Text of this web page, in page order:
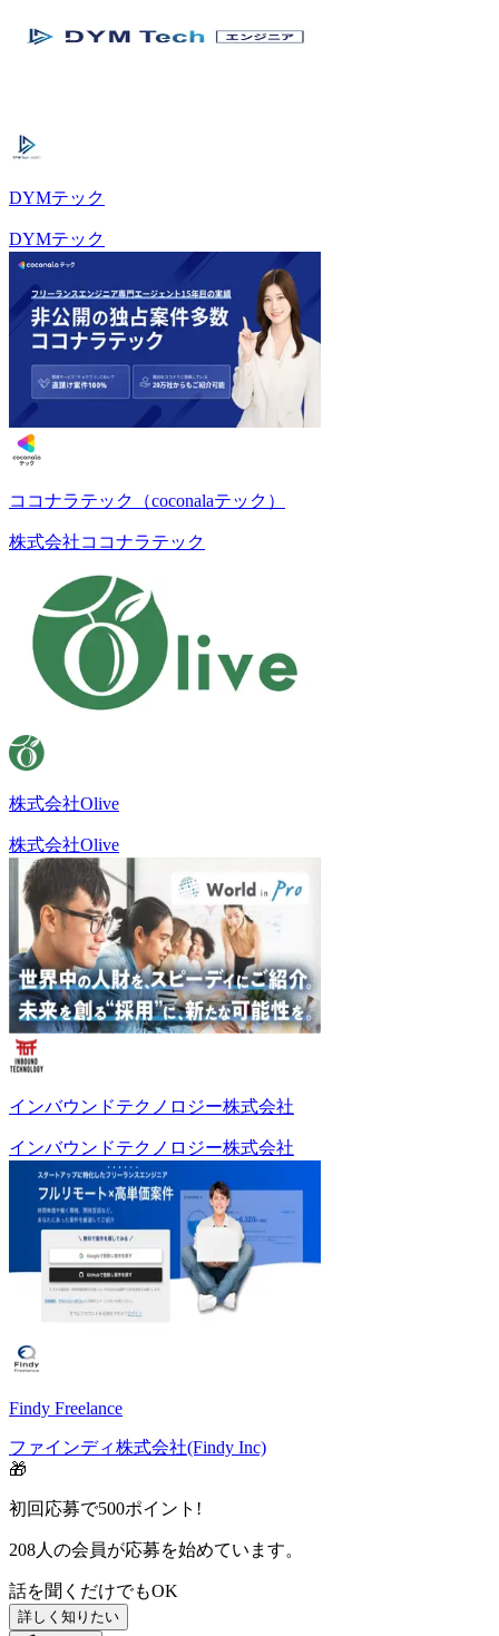
DYMテック
DYMテック
ココナラテック（coconalaテック）
株式会社ココナラテック
株式会社Olive
株式会社Olive
インバウンドテクノロジー株式会社
インバウンドテクノロジー株式会社
Findy Freelance
ファインディ株式会社(Findy Inc)
🎁
初回応募で500ポイント!
208人の会員が応募を始めています。
話を聞くだけでもOK
詳しく知りたい